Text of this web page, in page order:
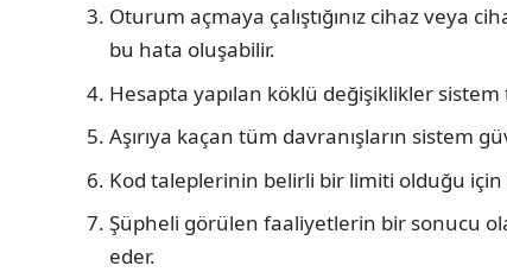
Oturum açmaya çalıştığınız cihaz veya
bu hata oluşabilir.
Hesapta yapılan köklü değişiklikler
Aşırıya kaçan tüm davranışların sistem
Kod taleplerinin belirli bir limiti olduğu
Şüpheli görülen faaliyetlerin bir sonucu
eder.